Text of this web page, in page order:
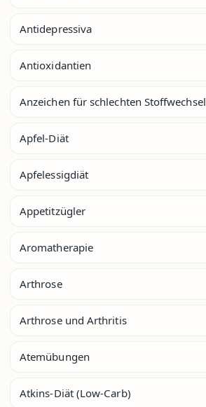
Antidepressiva
Antioxidantien
Anzeichen für schlechten Stoffwechsel
Apfel-Diät
Apfelessigdiät
Appetitzügler
Aromatherapie
Arthrose
Arthrose und Arthritis
Atemübungen
Atkins-Diät (Low-Carb)